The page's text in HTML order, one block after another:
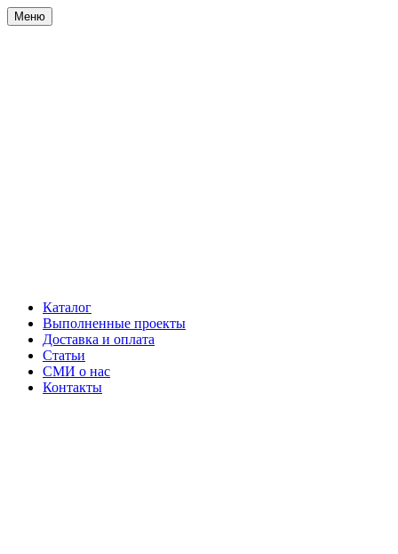
Меню
Каталог
Выполненные проекты
Доставка и оплата
Статьи
СМИ о нас
Контакты